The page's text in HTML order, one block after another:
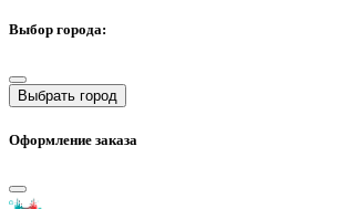
Выбор города:
Выбрать город
Оформление заказа